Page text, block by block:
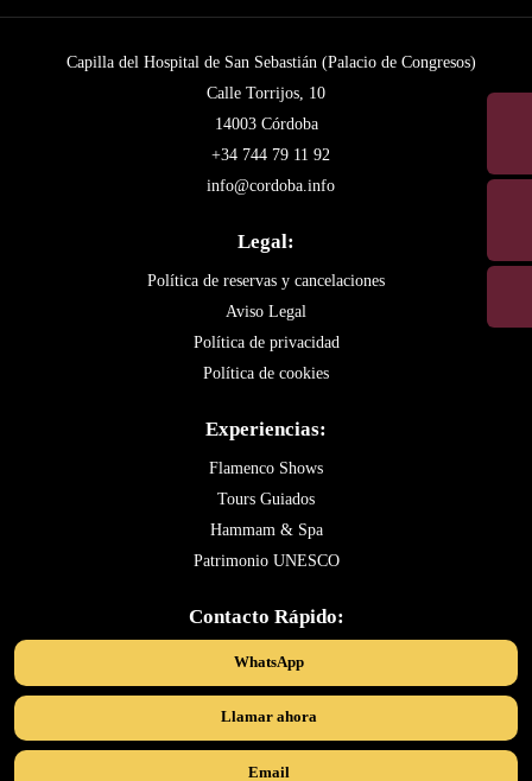
Capilla del Hospital de San Sebastián (Palacio de Congresos)
Calle Torrijos, 10
14003 Córdoba
+34 744 79 11 92
info@cordoba.info
Legal:
Política de reservas y cancelaciones
Aviso Legal
Política de privacidad
Política de cookies
Experiencias:
Flamenco Shows
Tours Guiados
Hammam & Spa
Patrimonio UNESCO
Contacto Rápido:
WhatsApp
Llamar ahora
Email